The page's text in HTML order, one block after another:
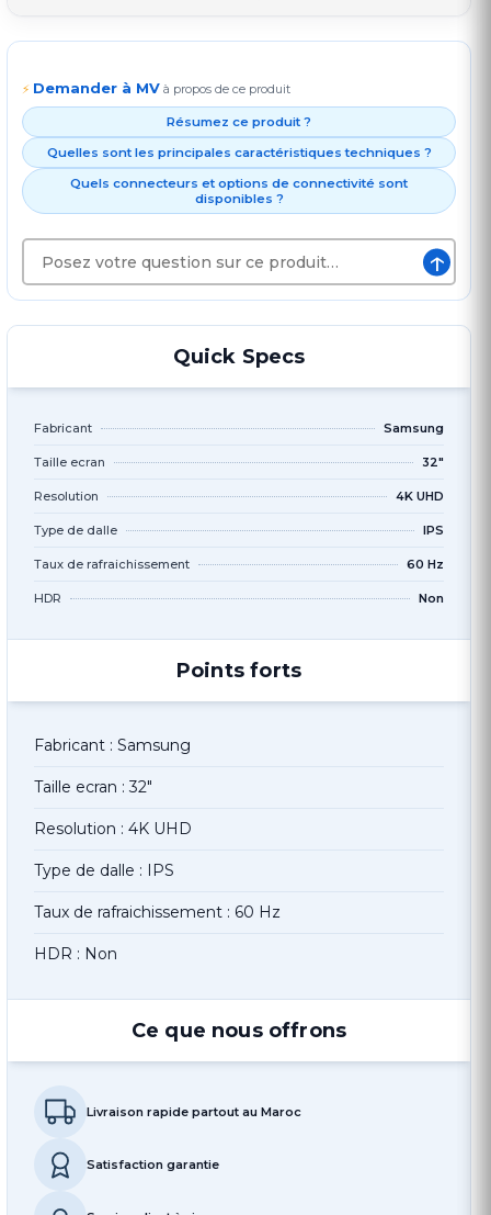
⚡ Demander à MV à propos de ce produit
Résumez ce produit ?
Quelles sont les principales caractéristiques techniques ?
Quels connecteurs et options de connectivité sont
disponibles ?
↑
Quick Specs
Fabricant Samsung
Taille ecran 32"
Resolution 4K UHD
Type de dalle IPS
Taux de rafraichissement 60 Hz
HDR Non
Points forts
Fabricant : Samsung
Taille ecran : 32"
Resolution : 4K UHD
Type de dalle : IPS
Taux de rafraichissement : 60 Hz
HDR : Non
Ce que nous offrons
Livraison rapide partout au Maroc
Satisfaction garantie